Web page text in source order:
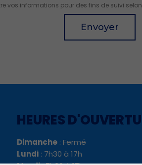
vos informations pour des fins de suivi
Envoyer
HEURES
Dimanche : Fermé
Lundi : 7h30 à 17h